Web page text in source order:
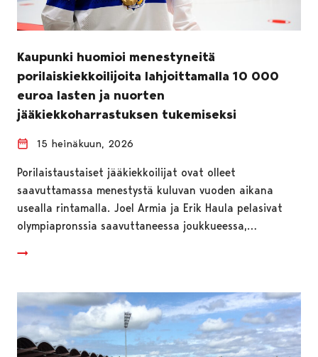
Kaupunki huomioi menestyneitä
porilaiskiekkoilijoita lahjoittamalla 10 000
euroa lasten ja nuorten
jääkiekkoharrastuksen tukemiseksi
15 heinäkuun, 2026
Porilaistaustaiset jääkiekkoilijat ovat olleet
saavuttamassa menestystä kuluvan vuoden aikana
usealla rintamalla. Joel Armia ja Erik Haula pelasivat
olympiapronssia saavuttaneessa joukkueessa,…